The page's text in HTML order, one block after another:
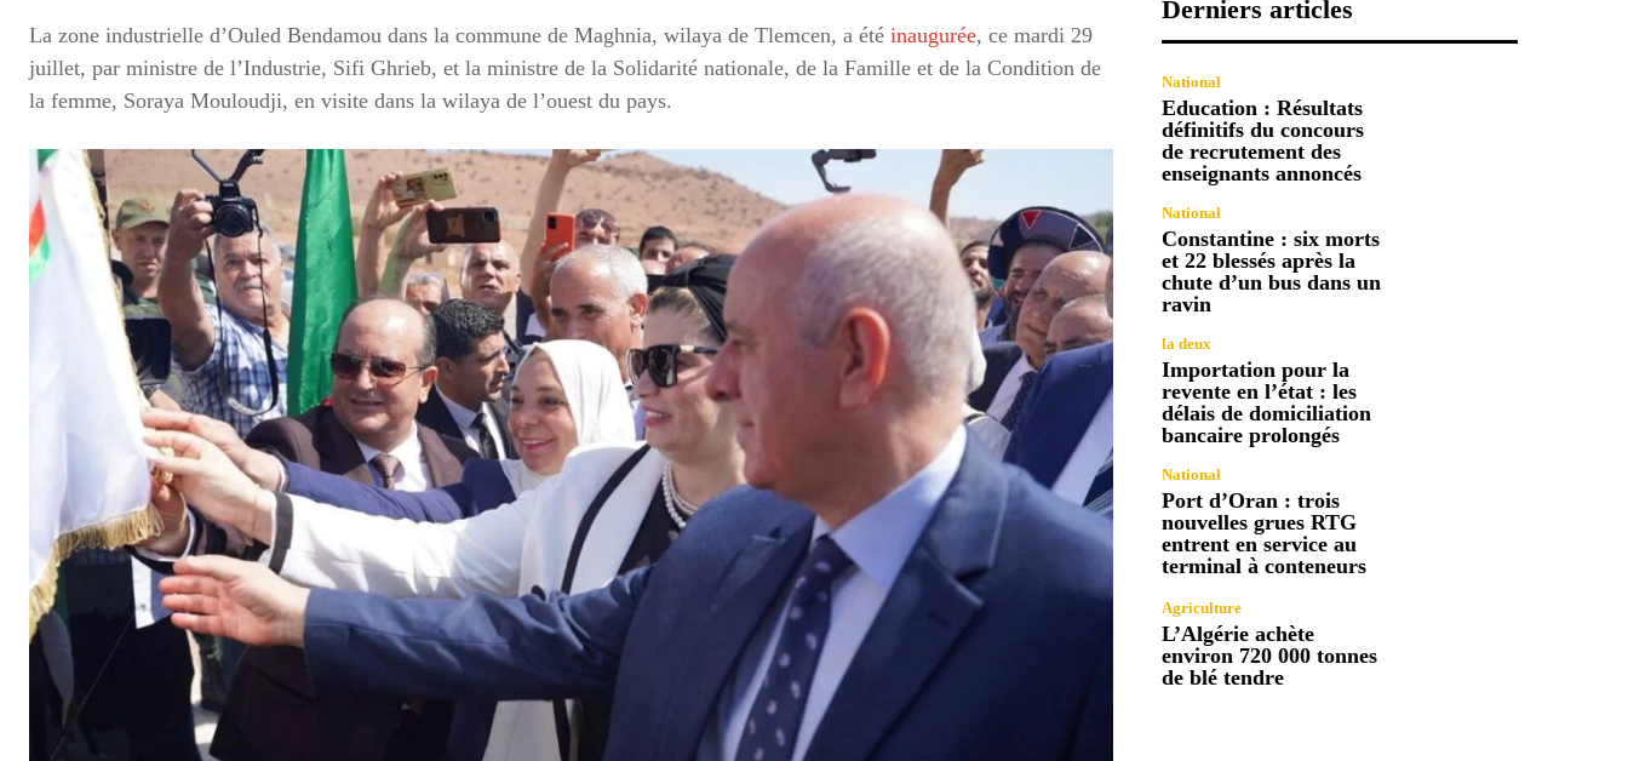
La zone industrielle d’Ouled Bendamou dans la commune de Maghnia, wilaya de Tlemcen, a été inaugurée, ce mardi 29
juillet, par ministre de l’Industrie, Sifi Ghrieb, et la ministre de la Solidarité nationale, de la Famille et de la Condition de
la femme, Soraya Mouloudji, en visite dans la wilaya de l’ouest du pays.
Derniers articles
National
Education : Résultats
définitifs du concours
de recrutement des
enseignants annoncés
National
Constantine : six morts
et 22 blessés après la
chute d’un bus dans un
ravin
la deux
Importation pour la
revente en l’état : les
délais de domiciliation
bancaire prolongés
National
Port d’Oran : trois
nouvelles grues RTG
entrent en service au
terminal à conteneurs
Agriculture
L’Algérie achète
environ 720 000 tonnes
de blé tendre